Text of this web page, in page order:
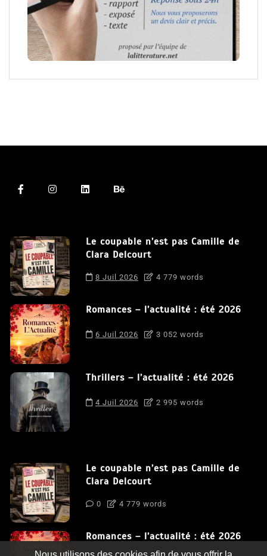
Le coupable n’est pas Camille de
Clara Delcourt
8 Juil 2026 4 779 words
Romances – l’actualité : été 2026
6 Juil 2026 3 052 words
Thrillers – l’actualité : été 2026
4 Juil 2026 2 995 words
Le coupable n’est pas Camille de
Clara Delcourt
0 4 779 words
Romances – l’actualité : été 2026